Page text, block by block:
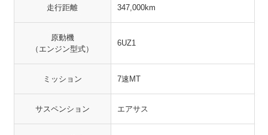
走行距離 347,000km
原動機
（エンジン型式）
6UZ1
ミッション 7速MT
サスペンション エアサス